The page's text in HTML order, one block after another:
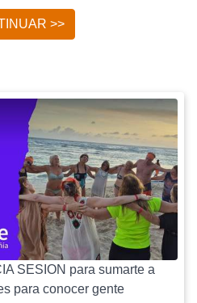
>>
SESION para sumarte a
para conocer gente